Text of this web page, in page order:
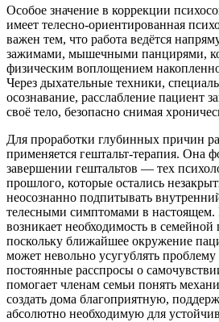
Особое значение в коррекции
имеет телесно-ориентированная
важен тем, что работа ведётся
зажимами, мышечными панцирями,
физическим воплощением
Через дыхательные техники,
осознавание, расслабление пациент
своё тело, безопасно снимая
Для проработки глубинных причин
применяется гештальт-терапия. Она
завершении гештальтов — тех
прошлого, которые остались
неосознанно подпитывать
телесными симптомами в настоящем.
возникает необходимость в семейной
поскольку ближайшее окружение
может невольно усугублять
постоянные расспросы о
помогает членам семьи понять
создать дома благоприятную,
абсолютно необходимую для